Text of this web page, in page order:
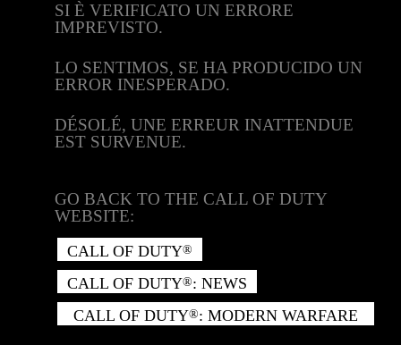
SI È VERIFICATO UN ERRORE
IMPREVISTO.
LO SENTIMOS, SE HA PRODUCIDO UN
ERROR INESPERADO.
DÉSOLÉ, UNE ERREUR INATTENDUE
EST SURVENUE.
GO BACK TO THE CALL OF DUTY
WEBSITE:
CALL OF DUTY®
CALL OF DUTY®: NEWS
CALL OF DUTY®: MODERN WARFARE